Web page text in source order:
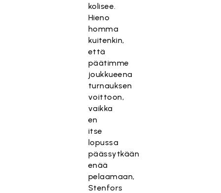
kolisee.
Hieno
homma
kuitenkin,
että
päätimme
joukkueena
turnauksen
voittoon,
vaikka
en
itse
lopussa
päässytkään
enää
pelaamaan,
Stenfors